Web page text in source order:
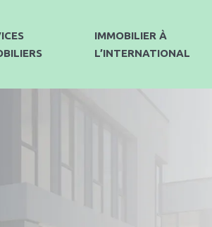
IMMOBILIER À
L’INTERNATIONAL